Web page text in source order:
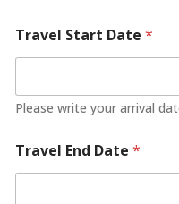
Travel Start Date *
Please write your arrival
Travel End Date *